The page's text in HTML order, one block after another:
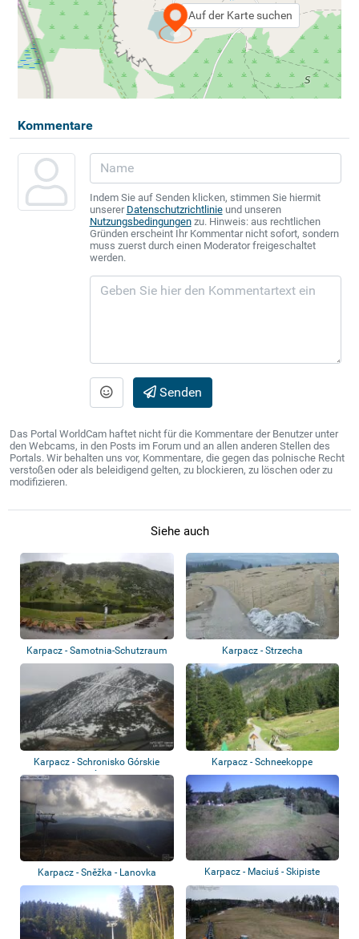
Auf der Karte suchen
Kommentare
Indem Sie auf Senden klicken, stimmen Sie hiermit
unserer Datenschutzrichtlinieund unseren
Nutzungsbedingungenzu. Hinweis: aus rechtlichen
Gründen erscheint Ihr Kommentar nicht sofort, sondern
muss zuerst durch einen Moderator freigeschaltet
werden.
Senden
Das Portal WorldCam haftet nicht für die Kommentare der Benutzer unter
den Webcams, in den Posts im Forum und an allen anderen Stellen des
Portals. Wir behalten uns vor, Kommentare, die gegen das polnische Recht
verstoßen oder als beleidigend gelten, zu blockieren, zu löschen oder zu
modifizieren.
Siehe auch
Karpacz - Samotnia-Schutzraum
- Mały Sta...
Karpacz - Strzecha
Karpacz - Schronisko Górskie
Dom Śląski...
Karpacz - Schneekoppe
Karpacz - Sněžka - Lanovka Karpacz - Maciuś - Skipiste